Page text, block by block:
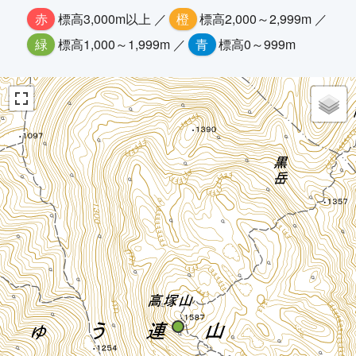
赤 標高3,000m以上 ／ 橙
標高2,000～2,999m ／
緑 標高1,000～1,999m ／ 青 標高0～999m